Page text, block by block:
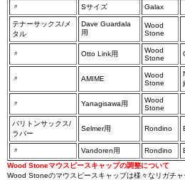
〃 Sサイズ Galax
テナーサックス/メ
タル
Dave Guardala
用
Wood
Stone
〃 Otto Link用
Wood
Stone
〃 AMIME
Wood
Stone
〃 Yanagisawa用
Wood
Stone
バリトンサックス/
ラバー
Selmer用 Rondino
〃 Vandoren用 Rondino
Wood Stoneマウスピースキャップの調整について
Wood Stoneのマウスピースキャップは様々なリガチ